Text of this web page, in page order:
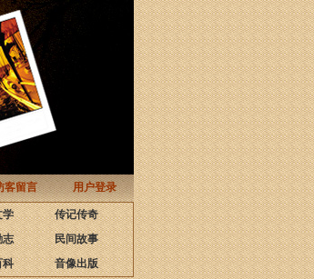
客留言 用户登录
学
传记传奇
志
民间故事
科 音像出版